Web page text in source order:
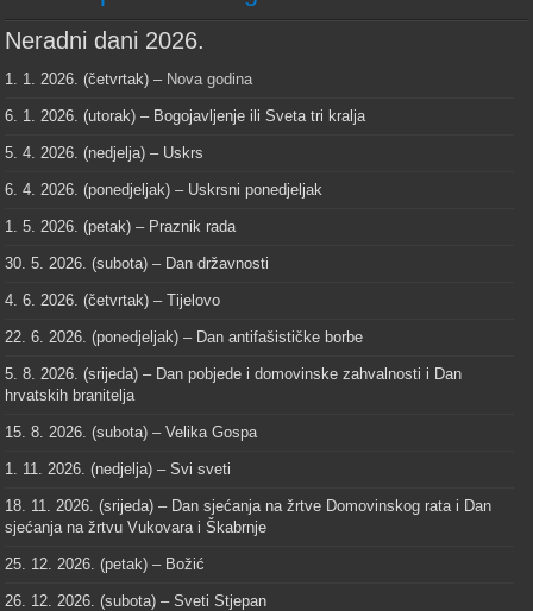
Neradni dani 2026.
1. 1. 2026. (četvrtak) – Nova godina
6. 1. 2026. (utorak) – Bogojavljenje ili Sveta tri kralja
5. 4. 2026. (nedjelja) – Uskrs
6. 4. 2026. (ponedjeljak) – Uskrsni ponedjeljak
1. 5. 2026. (petak) – Praznik rada
30. 5. 2026. (subota) – Dan državnosti
4. 6. 2026. (četvrtak) – Tijelovo
22. 6. 2026. (ponedjeljak) – Dan antifašističke borbe
5. 8. 2026. (srijeda) – Dan pobjede i domovinske zahvalnosti i Dan
hrvatskih branitelja
15. 8. 2026. (subota) – Velika Gospa
1. 11. 2026. (nedjelja) – Svi sveti
18. 11. 2026. (srijeda) – Dan sjećanja na žrtve Domovinskog rata i Dan
sjećanja na žrtvu Vukovara i Škabrnje
25. 12. 2026. (petak) – Božić
26. 12. 2026. (subota) – Sveti Stjepan